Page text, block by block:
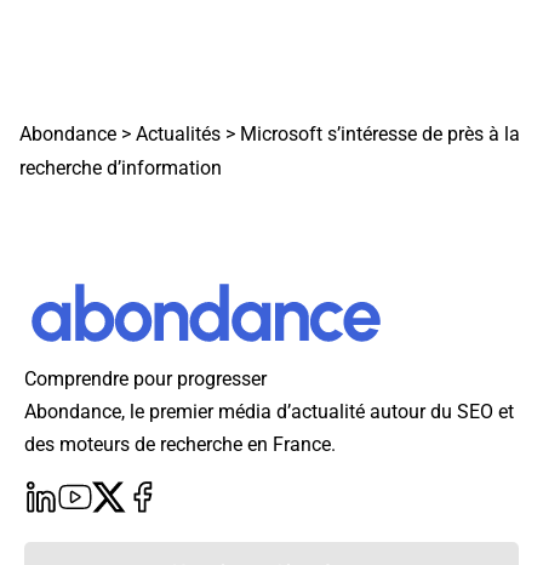
Abondance > Actualités > Microsoft s’intéresse de près à la
recherche d’information
Comprendre pour progresser
Abondance, le premier média d’actualité autour du SEO et
des moteurs de recherche en France.